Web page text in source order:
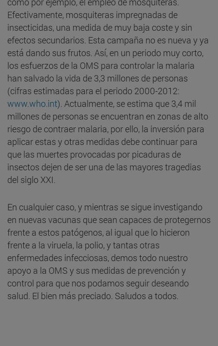
Efectivamente, mosquiteras impregnadas de
insecticidas, una medida de muy baja coste y sin
efectos secundarios. Esta campaña no es nueva y ya
está dando sus frutos. Así, en un periodo muy corto,
los esfuerzos de la OMS para controlar la malaria
han salvado la vida de 3,3 millones de personas
(cifras estimadas para el periodo 2000-2012:
www.who.int). Actualmente, se estima que 3,4 mil
millones de personas se encuentran en zonas de alto
riesgo de contraer malaria, por ello, la inversión para
aplicar estas y otras medidas debe continuar para
que las muertes provocadas por picaduras de
insectos dejen de ser una de las mayores tragedias
del siglo XXI.
En cualquier caso, y mientras se sigue investigando
en nuevas vacunas que sean capaces de protegernos
frente a estos patógenos, al igual que lo hicieron
frente a la viruela, la polio, y tantas otras
enfermedades infecciosas, demos todo nuestro
apoyo a la OMS y sus medidas de prevención y
control para que nos podamos seguir deseando
salud. El bien más preciado. Saludos a todos.